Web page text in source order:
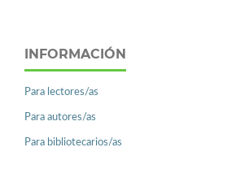
INFORMACIÓN
Para lectores/as
Para autores/as
Para bibliotecarios/as